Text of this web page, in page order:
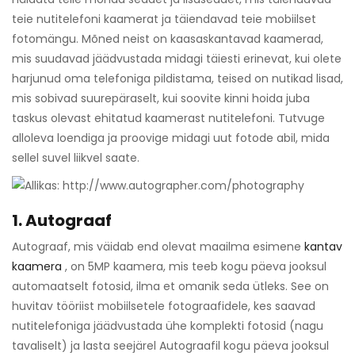
teie nutitelefoni kaamerat ja täiendavad teie mobiilset
fotomängu. Mõned neist on kaasaskantavad kaamerad,
mis suudavad jäädvustada midagi täiesti erinevat, kui olete
harjunud oma telefoniga pildistama, teised on nutikad lisad,
mis sobivad suurepäraselt, kui soovite kinni hoida juba
taskus olevast ehitatud kaamerast nutitelefoni. Tutvuge
alloleva loendiga ja proovige midagi uut fotode abil, mida
sellel suvel liikvel saate.
1. Autograaf
Autograaf, mis väidab end olevat maailma esimene kantav
kaamera , on 5MP kaamera, mis teeb kogu päeva jooksul
automaatselt fotosid, ilma et omanik seda ütleks. See on
huvitav tööriist mobiilsetele fotograafidele, kes saavad
nutitelefoniga jäädvustada ühe komplekti fotosid (nagu
tavaliselt) ja lasta seejärel Autograafil kogu päeva jooksul